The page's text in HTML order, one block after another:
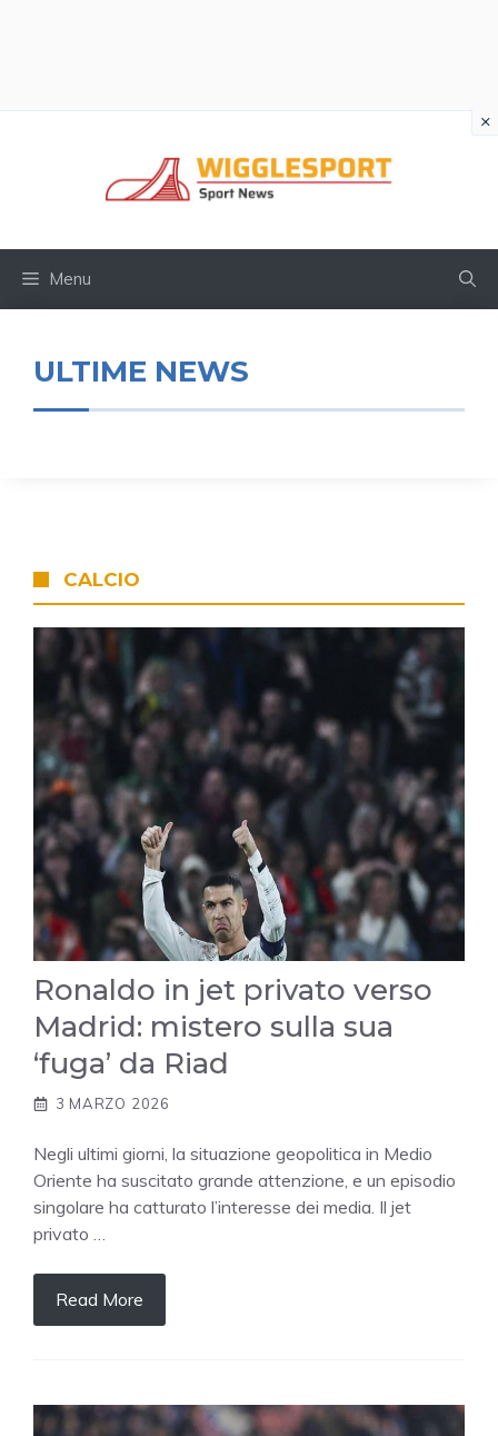
Menu
ULTIME NEWS
CALCIO
Ronaldo in jet privato verso
Madrid: mistero sulla sua
‘fuga’ da Riad
3 MARZO 2026
Negli ultimi giorni, la situazione geopolitica in Medio
Oriente ha suscitato grande attenzione, e un episodio
singolare ha catturato l’interesse dei media. Il jet
privato …
Read More
×